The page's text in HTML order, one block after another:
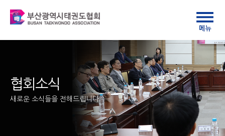
협회소식
새로운 소식들을 전해드립니다